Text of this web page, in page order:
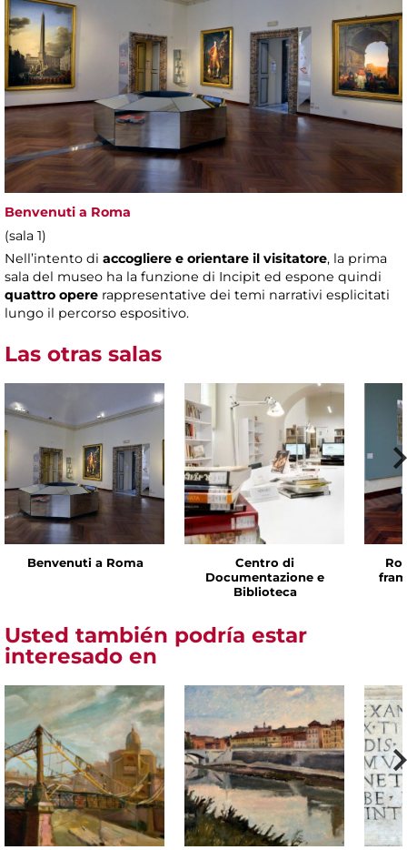
Benvenuti a Roma
(sala 1)
Nell’intento di accogliere e orientare il visitatore, la prima
sala del museo ha la funzione di Incipit ed espone quindi
quattro opere rappresentative dei temi narrativi esplicitati
lungo il percorso espositivo.
Las otras salas
Benvenuti a Roma
Centro di
Documentazione e
Biblioteca
Usted también podría estar
interesado en